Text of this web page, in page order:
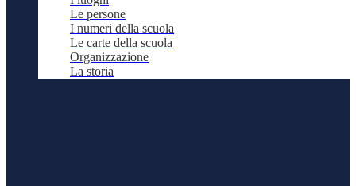
Le persone
I numeri della scuola
Le carte della scuola
Organizzazione
La storia